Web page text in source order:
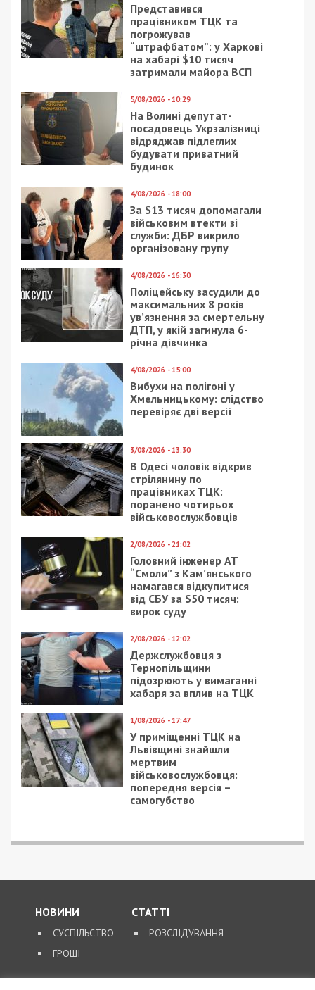
Представився
працівником ТЦК та
погрожував
“штрафбатом”: у Харкові
на хабарі $10 тисяч
затримали майора ВСП
5/08/2026 - 10:29
На Волині депутат-
посадовець Укрзалізниці
відряджав підлеглих
будувати приватний
будинок
4/08/2026 - 18:00
За $13 тисяч допомагали
військовим втекти зі
служби: ДБР викрило
організовану групу
4/08/2026 - 16:30
Поліцейську засудили до
максимальних 8 років
ув’язнення за смертельну
ДТП, у якій загинула 6-
річна дівчинка
4/08/2026 - 15:00
Вибухи на полігоні у
Хмельницькому: слідство
перевіряє дві версії
3/08/2026 - 13:30
В Одесі чоловік відкрив
стрілянину по
працівниках ТЦК:
поранено чотирьох
військовослужбовців
2/08/2026 - 21:02
Головний інженер АТ
“Смоли” з Кам’янського
намагався відкупитися
від СБУ за $50 тисяч:
вирок суду
2/08/2026 - 12:02
Держслужбовця з
Тернопільщини
підозрюють у вимаганні
хабаря за вплив на ТЦК
1/08/2026 - 17:47
У приміщенні ТЦК на
Львівщині знайшли
мертвим
військовослужбовця:
попередня версія –
самогубство
НОВИНИ
СУСПІЛЬСТВО
ГРОШІ
СТАТТІ
РОЗСЛІДУВАННЯ